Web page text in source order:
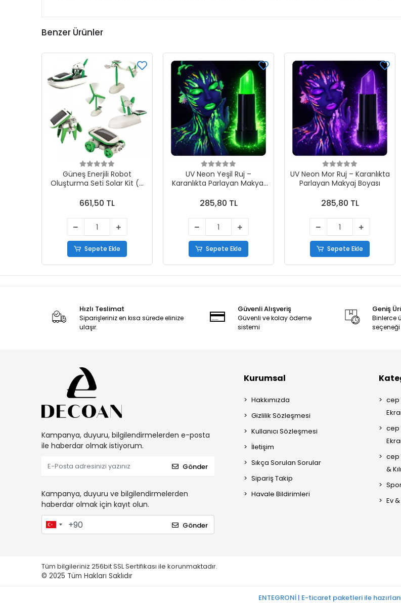
Benzer Ürünler
Güneş Enerjili Robot
Oluşturma Seti Solar Kit (6
661,50 TL
Sepete Ekle
UV Neon Yeşil Ruj –
Karanlıkta Parlayan Makyaj
285,80 TL
Sepete Ekle
UV Neon Mor Ruj – Karanlıkta
Parlayan Makyaj Boyası
285,80 TL
Sepete Ekle
Hızlı Teslimat
Siparişleriniz en kısa sürede elinize
ulaşır.
Güvenli Alışveriş
Güvenli ve kolay ödeme
sistemi
Geniş
Binlerce
seçeneği
Kampanya, duyuru, bilgilendirmelerden e-posta
ile haberdar olmak istiyorum.
Gönder
Kampanya, duyuru ve bilgilendirmelerden
haberdar olmak için kayıt olun.
Gönder
Kurumsal
Hakkımızda
Gizlilik Sözleşmesi
Kullanıcı Sözleşmesi
İletişim
Sıkça Sorulan Sorular
Sipariş Takip
Havale Bildirimleri
cep
cep
cep
&
Ev
Tüm bilgileriniz 256bit SSL Sertifikası ile korunmaktadır.
© 2025 Tüm Hakları Saklıdır
ENTEGRONİ | E-ticaret paketleri ile